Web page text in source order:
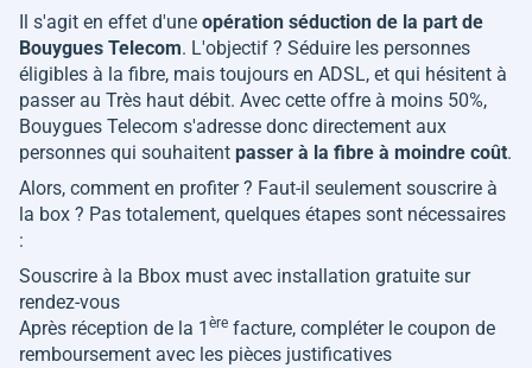
Il s'agit en effet d'une opération séduction de la part de
Bouygues Telecom. L'objectif ? Séduire les personnes
éligibles à la fibre, mais toujours en ADSL, et qui hésitent à
passer au Très haut débit. Avec cette offre à moins 50%,
Bouygues Telecom s'adresse donc directement aux
personnes qui souhaitent passer à la fibre à moindre coût.
Alors, comment en profiter ? Faut-il seulement souscrire à
la box ? Pas totalement, quelques étapes sont nécessaires
:
Souscrire à la Bbox must avec installation gratuite sur
rendez-vous
Après réception de la 1 ère facture, compléter le coupon de
remboursement avec les pièces justificatives